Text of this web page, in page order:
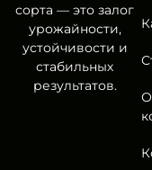
сорта — это залог
урожайности,
устойчивости и
стабильных
результатов.
О